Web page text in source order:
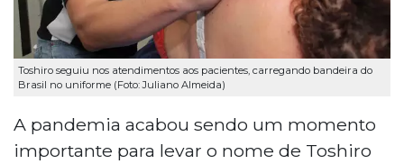
Toshiro seguiu nos atendimentos aos pacientes, carregando bandeira do
Brasil no uniforme (Foto: Juliano Almeida)
A pandemia acabou sendo um momento
importante para levar o nome de Toshiro